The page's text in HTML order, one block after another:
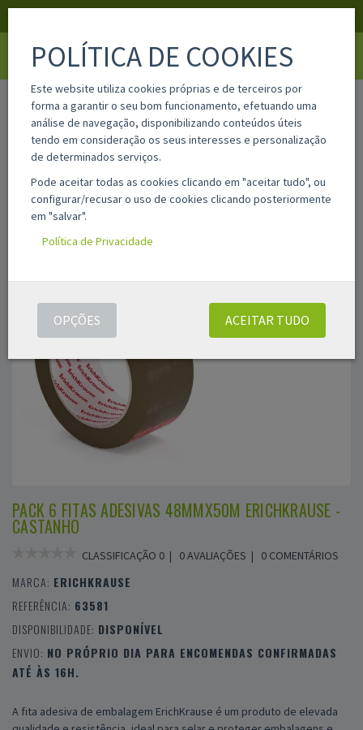
home 63581
PACK 6 FITAS ADESIVAS 48MMX50M ERICHKRAUSE -
CASTANHO
CLASSIFICAÇÃO 0 | 0 AVALIAÇÕES | 0 COMENTÁRIOS
MARCA: ERICHKRAUSE
REFERÊNCIA: 63581
DISPONIBILIDADE: DISPONÍVEL
ENVIO: NO PRÓPRIO DIA PARA ENCOMENDAS CONFIRMADAS
ATÉ ÀS 16H.
A fita adesiva de embalagem ErichKrause é um produto de elevada
POLÍTICA DE COOKIES
Este website utiliza cookies próprias e de terceiros por
forma a garantir o seu bom funcionamento, efetuando uma
análise de navegação, disponibilizando conteúdos úteis
tendo em consideração os seus interesses e personalização
de determinados serviços.
Pode aceitar todas as cookies clicando em "aceitar tudo", ou
configurar/recusar o uso de cookies clicando posteriormente
em "salvar".
Política de Privacidade
ACEITAR TUDO
OPÇÕES